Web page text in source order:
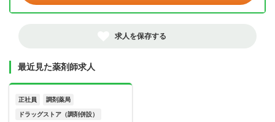
求人を保存する
最近見た薬剤師求人
正社員 調剤薬局
ドラッグストア（調剤併設）